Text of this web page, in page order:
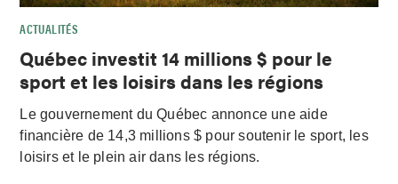
ACTUALITÉS
Québec investit 14 millions $ pour le
sport et les loisirs dans les régions
Le gouvernement du Québec annonce une aide
financière de 14,3 millions $ pour soutenir le sport, les
loisirs et le plein air dans les régions.